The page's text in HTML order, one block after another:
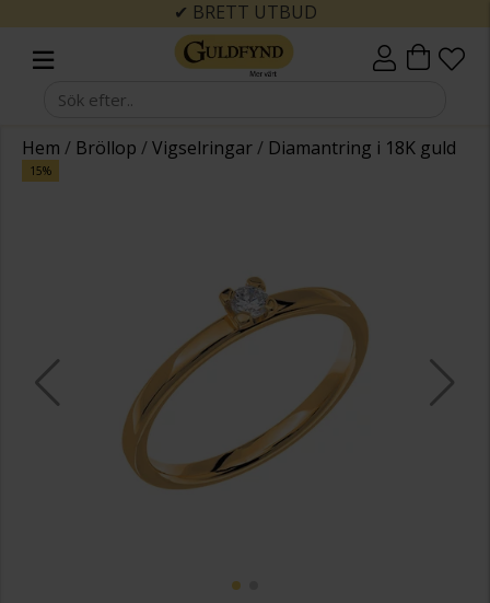
✔ BRETT UTBUD
Hem / Bröllop /Vigselringar/ Diamantring i 18K guld
15%